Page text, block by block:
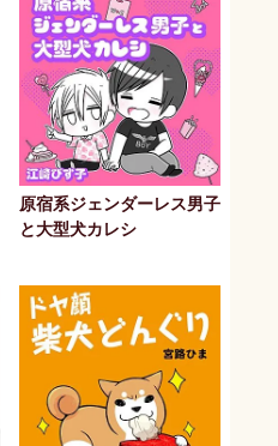
原宿系ジェンダーレス男子
と大型犬カレシ